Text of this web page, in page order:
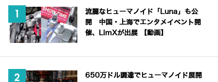
流麗なヒューマノイド「Luna」も公
開 中国・上海でエンタメイベント開
催、LimXが出展 【動画】
650万ドル調達でヒューマノイド展開